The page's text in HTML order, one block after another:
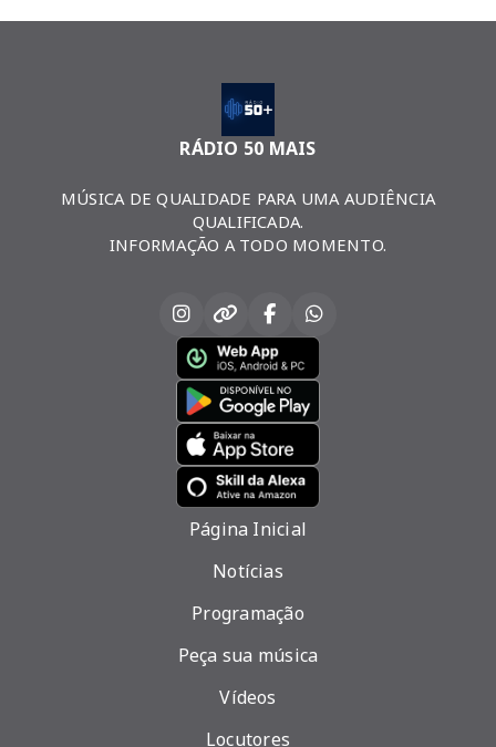
RÁDIO 50 MAIS
MÚSICA DE QUALIDADE PARA UMA AUDIÊNCIA
QUALIFICADA.
INFORMAÇÃO A TODO MOMENTO.
Página Inicial
Notícias
Programação
Peça sua música
Vídeos
Locutores